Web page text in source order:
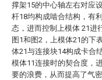
撑架15的中心轴左右对应
杆18均构成啮合结构，有
态，进而控制上模体 21进
图1和图2，上模体21的下
体21与连接块14构成卡合
模体11连接时的契合度，
要的浪费，从而提高了气密